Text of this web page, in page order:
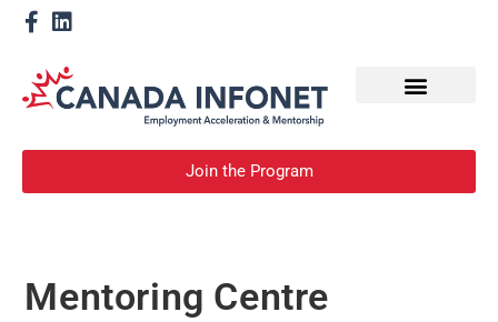
Join the Program
Mentoring Centre